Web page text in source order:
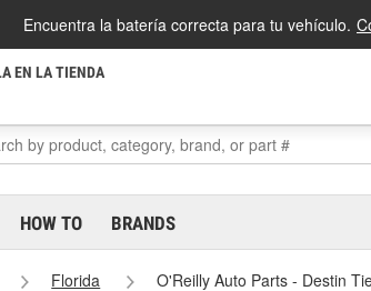
Encuentra la batería correcta para tu vehículo.
EN LA TIENDA
HOW TO BRANDS
Florida O'Reilly Auto Parts - Destin